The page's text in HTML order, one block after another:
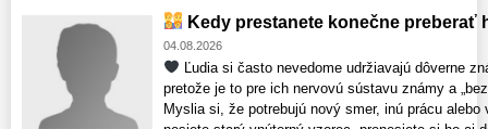
Kedy prestanete konečne preberať
04.08.2026
Ľudia si často nevedome udržiavajú dôverne
pretože je to pre ich nervovú sústavu známy a
Myslia si, že potrebujú nový smer, inú prácu